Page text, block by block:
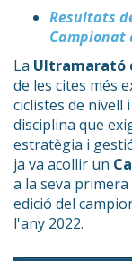
Resultats
Campionat
La Ultramarató
de les cites més
ciclistes de nivell
disciplina que
estratègia i
ja va acollir un
a la seva
edició del
l'any 2022.